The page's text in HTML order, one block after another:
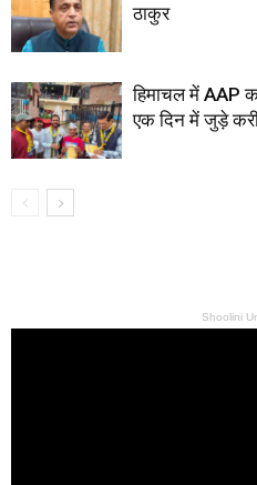
ठाकुर
हिमाचल में AAP
एक दिन में जुड़े
Shoolini